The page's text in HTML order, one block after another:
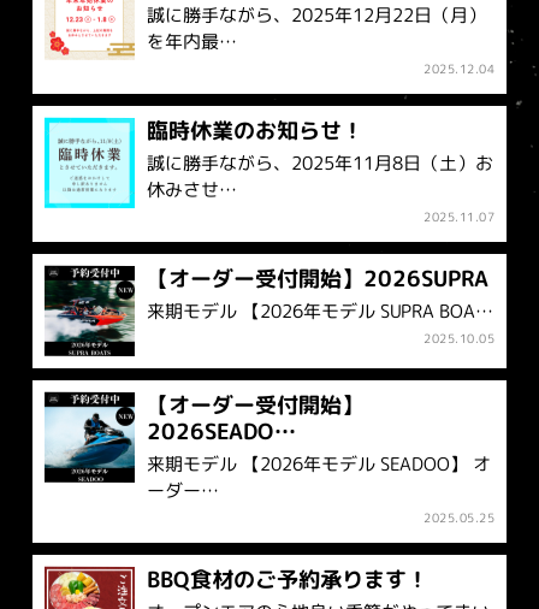
誠に勝手ながら、2025年12月22日（月）
を年内最…
2025.12.04
臨時休業のお知らせ！
誠に勝手ながら、2025年11月8日（土）お
休みさせ…
2025.11.07
【オーダー受付開始】2026SUPRA
来期モデル 【2026年モデル SUPRA BOA…
2025.10.05
【オーダー受付開始】
2026SEADO…
来期モデル 【2026年モデル SEADOO】 オ
ーダー…
2025.05.25
BBQ食材のご予約承ります！